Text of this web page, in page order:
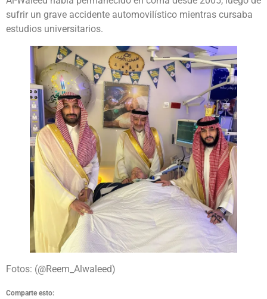
sufrir un grave accidente automovilístico mientras cursaba
estudios universitarios.
Fotos: (@Reem_Alwaleed)
Comparte esto: